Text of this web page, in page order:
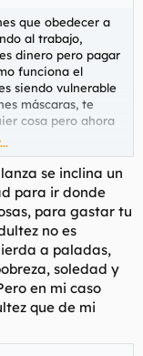
que obedecer a
al trabajo,
dinero pero pagar
funciona el
siendo vulnerable
máscaras, te
cosa pero ahora
vida para la
infancia medio en
para creer
se inclina un
para ir donde
para gastar tu
no es
a paladas,
soledad y
en mi caso
que de mi